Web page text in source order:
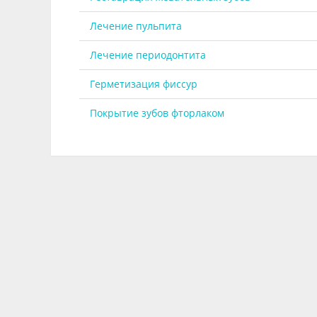
Лечение пульпита
Лечение периодонтита
Герметизация фиссур
Покрытие зубов фторлаком